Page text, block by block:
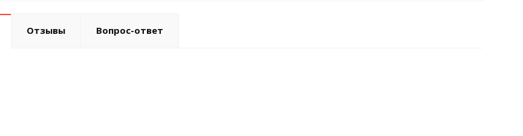
Отзывы Вопрос-ответ